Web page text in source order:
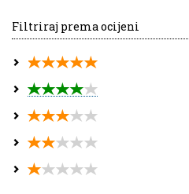
Filtriraj prema ocijeni